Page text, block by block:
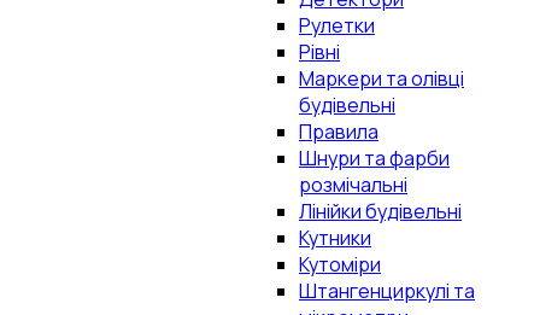
Рулетки
Рівні
Маркери та олівці
будівельні
Правила
Шнури та фарби
розмічальні
Лінійки будівельні
Кутники
Кутоміри
Штангенциркулі та